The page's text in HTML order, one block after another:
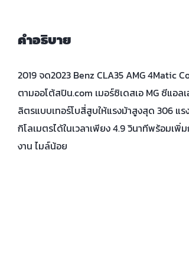
คำอธิบาย
2019 จด2023 Benz CLA35 AMG 4Matic
ตามออโต้สปิน.com เมอร์ซิเดสเอ MG ซีแอ
ลิตรแบบเทอร์โบสี่สูบให้แรงม้าสูงสุด 306 แ
กิโลเมตรได้ในเวลาเพียง 4.9 วินาทีพร้อมเ
งาน ไมล์น้อย